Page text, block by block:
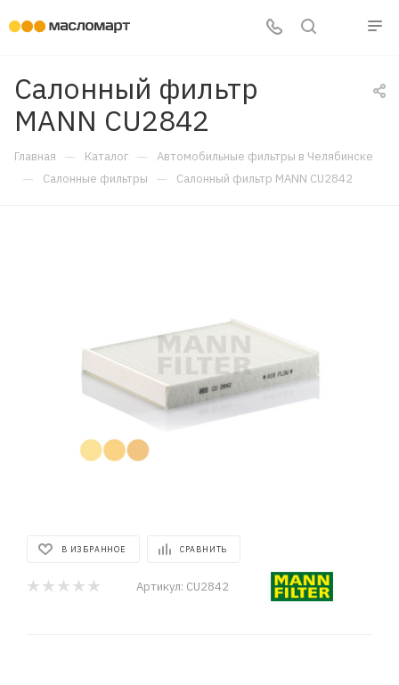
Салонный фильтр
MANN CU2842
Главная — Каталог — Автомобильные фильтры в Челябинске
— Салонные фильтры — Салонный фильтр MANN CU2842
В ИЗБРАННОЕ СРАВНИТЬ
Артикул: CU2842